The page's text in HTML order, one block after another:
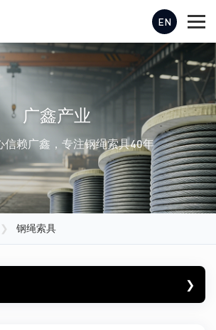
EN
广鑫产业
信赖广鑫，专注钢绳索具40年
❯ 钢绳索具
❯